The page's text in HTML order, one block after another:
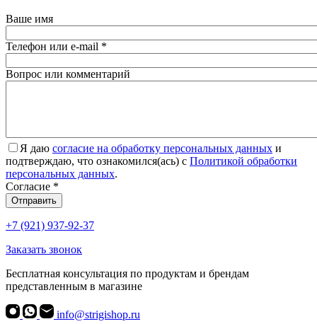
Ваше имя
Телефон или e-mail *
Вопрос или комментарий
Я даю согласие на обработку персональных данных и
подтверждаю, что ознакомился(ась) с Политикой обработки
персональных данных.
Согласие *
Отправить
+7 (921) 937-92-37
Заказать звонок
Бесплатная консультация по продуктам и брендам
представленным в магазине
info@strigishop.ru